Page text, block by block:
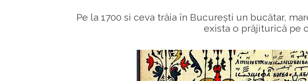
Pe la 1700 si ceva trăia în București un bucătar,
exista o prăjiturică pe